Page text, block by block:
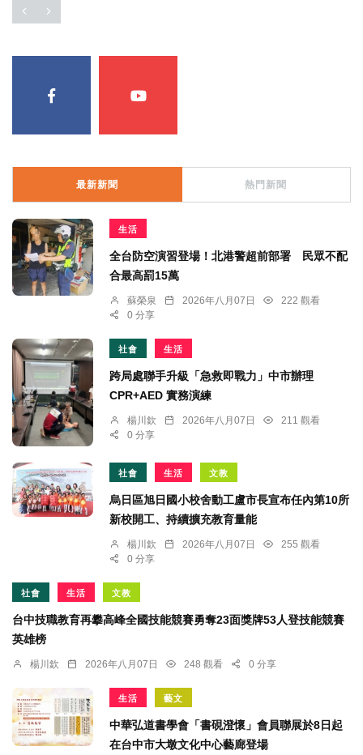
最新新聞 熱門新聞
生活
全台防空演習登場！北港警超前部署 民眾不配
合最高罰15萬
蘇榮泉 2026年八月07日
222 觀看
0 分享
社會 生活
跨局處聯手升級「急救即戰力」中市辦理
CPR+AED 實務演練
楊川欽 2026年八月07日
211 觀看
0 分享
社會 生活 文教
烏日區旭日國小校舍動工盧市長宣布任內第10所
新校開工、持續擴充教育量能
楊川欽 2026年八月07日
255 觀看
0 分享
社會 生活 文教
台中技職教育再攀高峰全國技能競賽勇奪23面獎牌53人登技能競賽
英雄榜
楊川欽 2026年八月07日 248 觀看 0 分享
生活 藝文
中華弘道書學會「書硯澄懷」會員聯展於8日起
在台中市大墩文化中心藝廊登場